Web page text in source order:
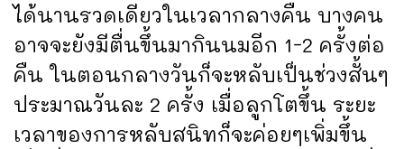
ได้นานรวดเดียวในเวลากลางคืน บางคน
อาจจะยังมีตื่นขึ้นมากินนมอีก 1-2 ครั้งต่อ
คืน ในตอนกลางวันก็จะหลับเป็นช่วงสั้นๆ
ประมาณวันละ 2 ครั้ง เมื่อลูกโตขึ้น ระยะ
เวลาของการหลับสนิทก็จะค่อยๆเพิ่มขึ้น